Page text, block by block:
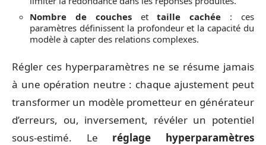
Nombre de couchesettaille cachée : ces
paramètres définissent la profondeur et la capacité du
modèle à capter des relations complexes.
Régler ces hyperparamètres ne se résume jamais
à une opération neutre : chaque ajustement peut
transformer un modèle prometteur en générateur
d’erreurs, ou, inversement, révéler un potentiel
sous-estimé. Le réglage hyperparamètres